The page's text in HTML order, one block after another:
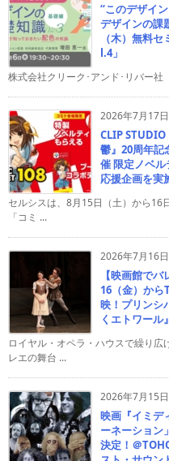
“このデザイ
デザインの課
（木）無料
l.4」
株式会社クリーク･アンド･リバー社
2026年7月17日
CLIP
鬱』20周年記
催 限定ノベ
応援企画を実
セルシスは、8月15日（土）から16
「コミ ...
2026年7月16日
【映画館で
16（金）から
映！プリンシ
くエトワール
ロイヤル・オペラ・ハウスで繰り
レエの舞台 ...
2026年7月15日
映画『イミデ
ーネーション
決定！＠